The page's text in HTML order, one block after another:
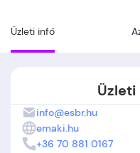
Üzleti infó
info@esbr.hu
emaki.hu
+36 70 881 0167